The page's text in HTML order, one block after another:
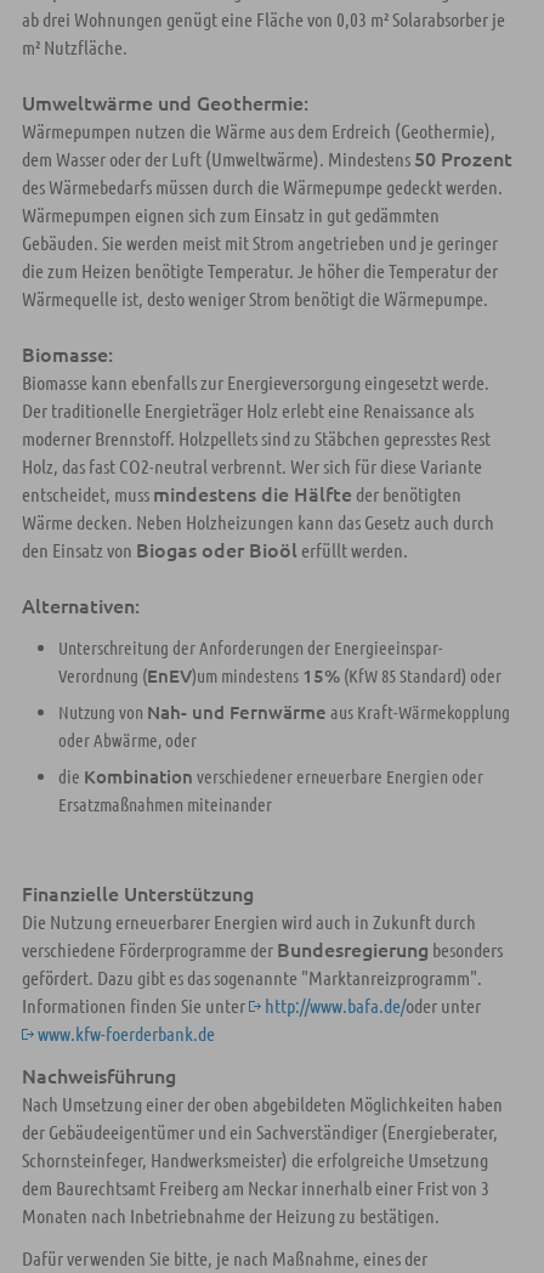
ab drei Wohnungen genügt eine Fläche von 0,03 m² Solarabsorber je
m² Nutzfläche.
Umweltwärme und Geothermie:
Wärmepumpen nutzen die Wärme aus dem Erdreich (Geothermie),
dem Wasser oder der Luft (Umweltwärme). Mindestens 50 Prozent
des Wärmebedarfs müssen durch die Wärmepumpe gedeckt werden.
Wärmepumpen eignen sich zum Einsatz in gut gedämmten
Gebäuden. Sie werden meist mit Strom angetrieben und je geringer
die zum Heizen benötigte Temperatur. Je höher die Temperatur der
Wärmequelle ist, desto weniger Strom benötigt die Wärmepumpe.
Biomasse:
Biomasse kann ebenfalls zur Energieversorgung eingesetzt werde.
Der traditionelle Energieträger Holz erlebt eine Renaissance als
moderner Brennstoff. Holzpellets sind zu Stäbchen gepresstes Rest
Holz, das fast CO2-neutral verbrennt. Wer sich für diese Variante
entscheidet, muss mindestens die Hälfteder benötigten
Wärme decken. Neben Holzheizungen kann das Gesetz auch durch
den Einsatz von Biogas oder Bioölerfüllt werden.
Alternativen:
Unterschreitung der Anforderungen der Energieeinspar-
Verordnung (EnEV)um mindestens 15%(KfW 85 Standard) oder
Nutzung von Nah- und Fernwärme aus Kraft-Wärmekopplung
oder Abwärme, oder
die Kombination verschiedener erneuerbare Energien oder
Ersatzmaßnahmen miteinander
Finanzielle Unterstützung
Die Nutzung erneuerbarer Energien wird auch in Zukunft durch
verschiedene Förderprogramme der Bundesregierung besonders
gefördert. Dazu gibt es das sogenannte "Marktanreizprogramm".
Informationen finden Sie unter
http://www.bafa.de/oder unter
www.kfw-foerderbank.de
Nachweisführung
Nach Umsetzung einer der oben abgebildeten Möglichkeiten haben
der Gebäudeeigentümer und ein Sachverständiger (Energieberater,
Schornsteinfeger, Handwerksmeister) die erfolgreiche Umsetzung
dem Baurechtsamt Freiberg am Neckar innerhalb einer Frist von 3
Monaten nach Inbetriebnahme der Heizung zu bestätigen.
Dafür verwenden Sie bitte, je nach Maßnahme, eines der